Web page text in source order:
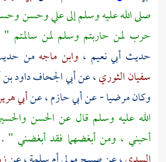
صلى الله عليه وسلم إلىعليوحسن
حرب لمن حاربتم وسلم لمن سالمتم "
حديث أبي نعيم ، وابن ماجهمن
سفيان الثوري، عنأبي الجحاف داود
وكان مرضيا - عنأبي حازم، عنأبي
الله عليه وسلم قال عن الحسن
أحبني ، ومن أبغضهما فقد أبغضني "